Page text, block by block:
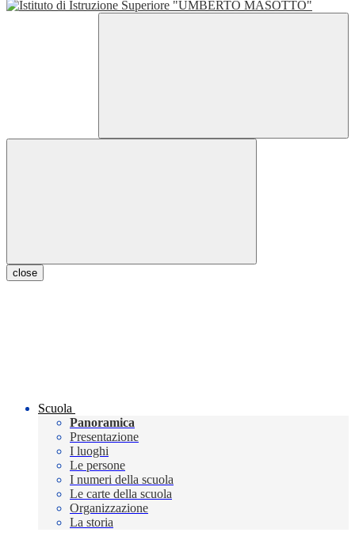
close
Scuola
Panoramica
Presentazione
I luoghi
Le persone
I numeri della scuola
Le carte della scuola
Organizzazione
La storia